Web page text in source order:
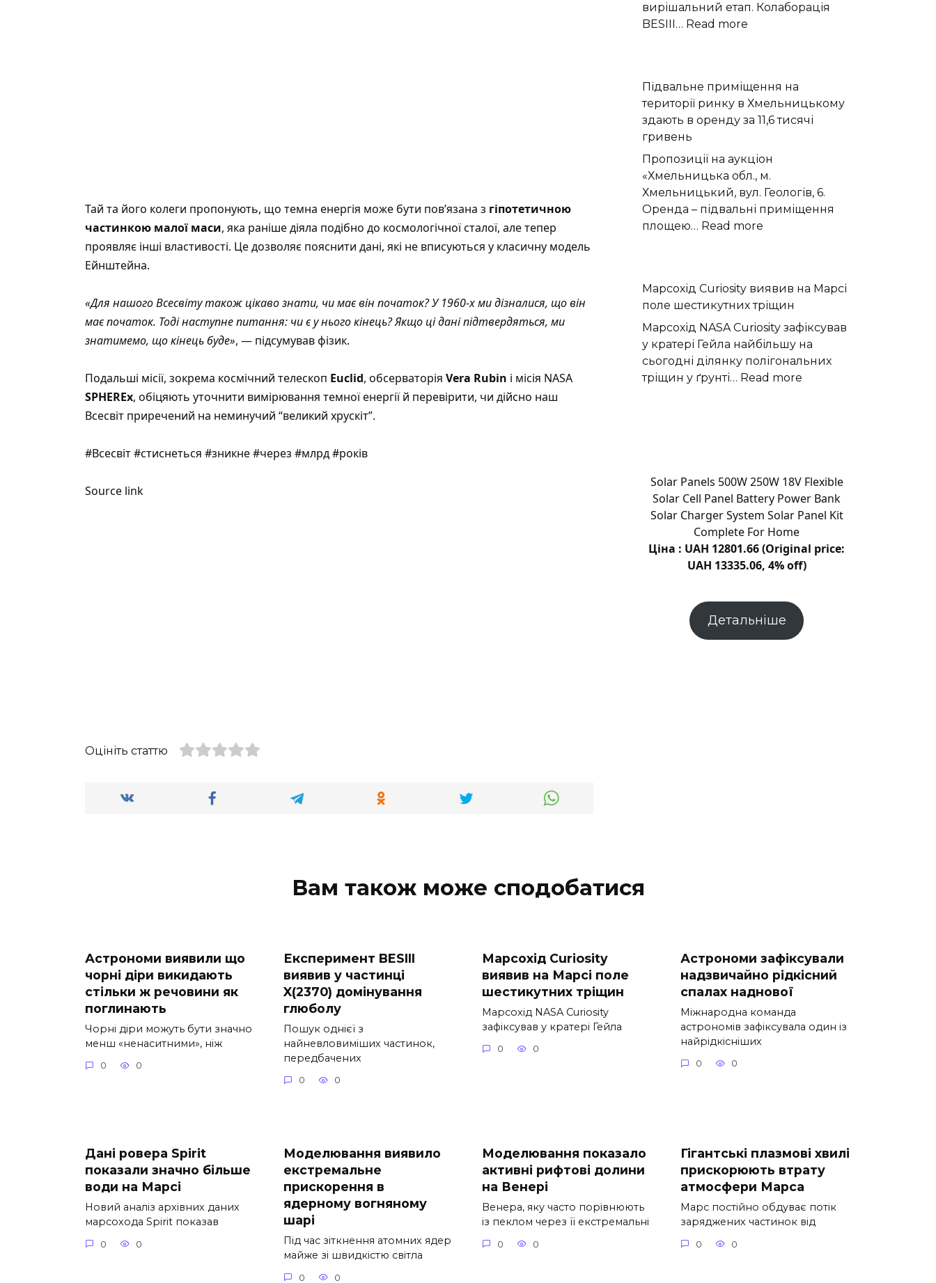
Тай та його колеги пропонують, що темна енергія може бути пов’язана з гіпотетичною
частинкою малої маси, яка раніше діяла подібно до космологічної сталої, але тепер
проявляє інші властивості. Це дозволяє пояснити дані, які не вписуються у класичну модель
Ейнштейна.
«Для нашого Всесвіту також цікаво знати, чи має він початок? У 1960-х ми дізналися, що він
має початок. Тоді наступне питання: чи є у нього кінець? Якщо ці дані підтвердяться, ми
знатимемо, що кінець буде», — підсумував фізик.
Подальші місії, зокрема космічний телескоп Euclid, обсерваторія Vera Rubin і місія NASA
SPHEREx, обіцяють уточнити вимірювання темної енергії й перевірити, чи дійсно наш
Всесвіт приречений на неминучий “великий хрускіт”.
#Всесвіт #стиснеться #зникне #через #млрд #років
Source link
Оцініть статтю
як
поглинають
вирішальний етап. Колаборація
BESIII… Read more
у
частинці
X(2370)
глюболу
Підвальне приміщення на
території ринку в Хмельницькому
здають в оренду за 11,6 тисячі
гривень
Пропозиції на аукціон
«Хмельницька обл., м.
Хмельницький, вул. Геологів, 6.
Оренда – підвальні приміщення
площею… Read more
території
ринку
в
Хмельницькому
здають
в
Марсохід Curiosity виявив на Марсі
поле шестикутних тріщин
Марсохід NASA Curiosity зафіксував
у кратері Гейла найбільшу на
сьогодні ділянку полігональних
тріщин у ґрунті… Read more
поле
шестикутних
тріщин
Solar Panels 500W 250W 18V Flexible
Solar Cell Panel Battery Power Bank
Solar Charger System Solar Panel Kit
Complete For Home
Ціна : UAH 12801.66 (Original price:
UAH 13335.06, 4% off)
Детальніше
Вам також може сподобатися
Астрономи виявили що
чорні діри викидають
стільки ж речовини як
поглинають
Чорні діри можуть бути значно
менш «ненаситними», ніж
0 0
Експеримент BESIII
виявив у частинці
X(2370) домінування
глюболу
Пошук однієї з
найневловиміших частинок,
передбачених
0 0
Марсохід Curiosity
виявив на Марсі поле
шестикутних тріщин
Марсохід NASA Curiosity
зафіксував у кратері Гейла
0 0
Астрономи зафіксували
надзвичайно рідкісний
спалах наднової
Міжнародна команда
астрономів зафіксувала один із
найрідкісніших
0 0
Дані ровера Spirit
показали значно більше
води на Марсі
Новий аналіз архівних даних
марсохода Spirit показав
0 0
Моделювання виявило
екстремальне
прискорення в
ядерному вогняному
шарі
Під час зіткнення атомних ядер
майже зі швидкістю світла
0 0
Моделювання показало
активні рифтові долини
на Венері
Венера, яку часто порівнюють
із пеклом через її екстремальні
0 0
Гігантські плазмові хвилі
прискорюють втрату
атмосфери Марса
Марс постійно обдуває потік
заряджених частинок від
0 0